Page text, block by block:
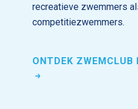
recreatieve zwemmers
competitiezwemmers.
ONTDEK ZWEMCLUB